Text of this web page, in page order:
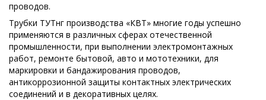
проводов.
Трубки ТУТнг производства «КВТ» многие годы успешно
применяются в различных сферах отечественной
промышленности, при выполнении электромонтажных
работ, ремонте бытовой, авто и мототехники, для
маркировки и бандажирования проводов,
антикоррозионной защиты контактных электрических
соединений и в декоративных целях.